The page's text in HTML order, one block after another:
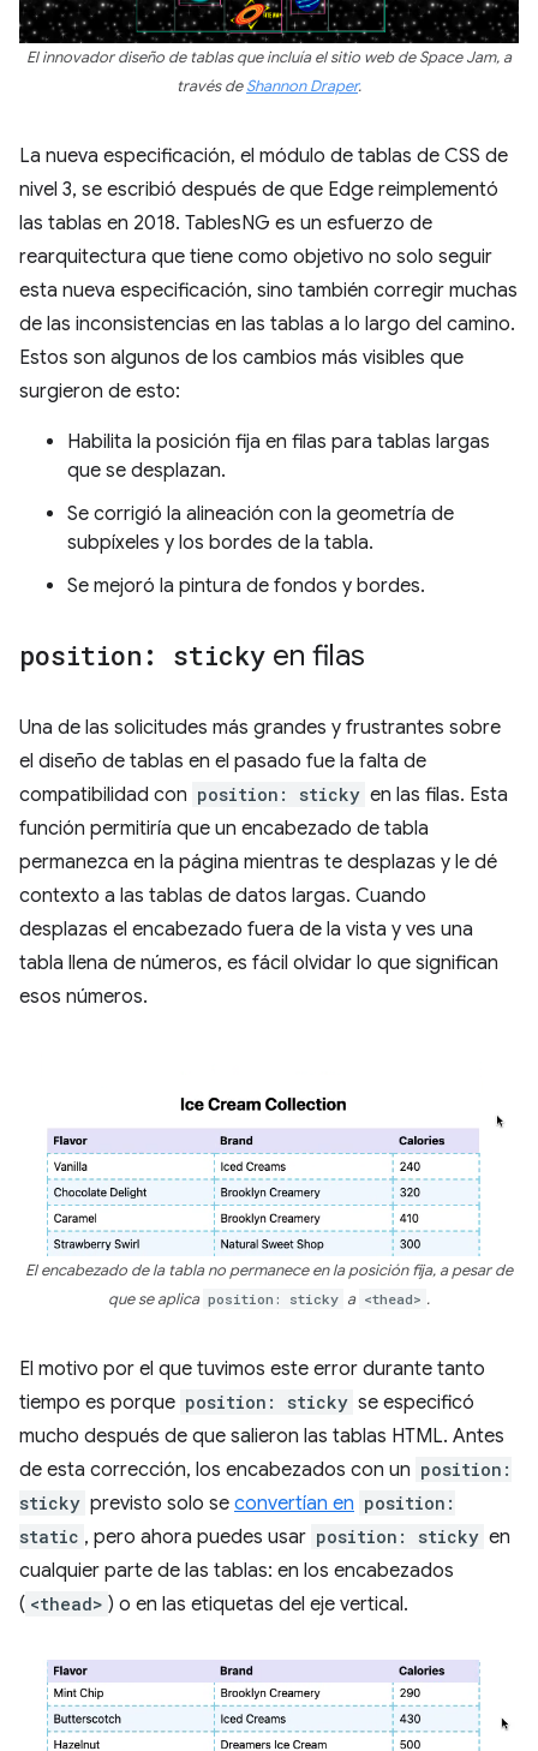
El innovador diseño de tablas que incluía el sitio web de Space Jam, a
través deShannon Draper.
La nueva especificación, el módulo de tablas de CSS de
nivel 3, se escribió después de que Edge reimplementó
las tablas en 2018. TablesNG es un esfuerzo de
rearquitectura que tiene como objetivo no solo seguir
esta nueva especificación, sino también corregir muchas
de las inconsistencias en las tablas a lo largo del camino.
Estos son algunos de los cambios más visibles que
surgieron de esto:
Habilita la posición fija en filas para tablas largas
que se desplazan.
Se corrigió la alineación con la geometría de
subpíxeles y los bordes de la tabla.
Se mejoró la pintura de fondos y bordes.
position: sticky en filas
Una de las solicitudes más grandes y frustrantes sobre
el diseño de tablas en el pasado fue la falta de
compatibilidad con position: sticky en las filas. Esta
función permitiría que un encabezado de tabla
permanezca en la página mientras te desplazas y le dé
contexto a las tablas de datos largas. Cuando
desplazas el encabezado fuera de la vista y ves una
tabla llena de números, es fácil olvidar lo que significan
esos números.
El encabezado de la tabla no permanece en la posición fija, a pesar de
que se aplica position: sticky a <thead> .
El motivo por el que tuvimos este error durante tanto
tiempo es porque position: sticky se especificó
mucho después de que salieron las tablas HTML. Antes
de esta corrección, los encabezados con un position:
sticky previsto solo se convertían en position:
static , pero ahora puedes usar position: sticky en
cualquier parte de las tablas: en los encabezados
( <thead> ) o en las etiquetas del eje vertical.